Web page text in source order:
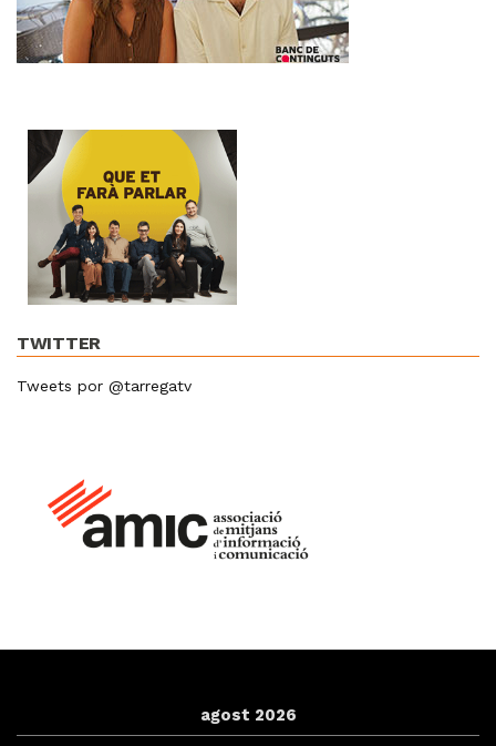
TWITTER
Tweets por @tarregatv
agost 2026